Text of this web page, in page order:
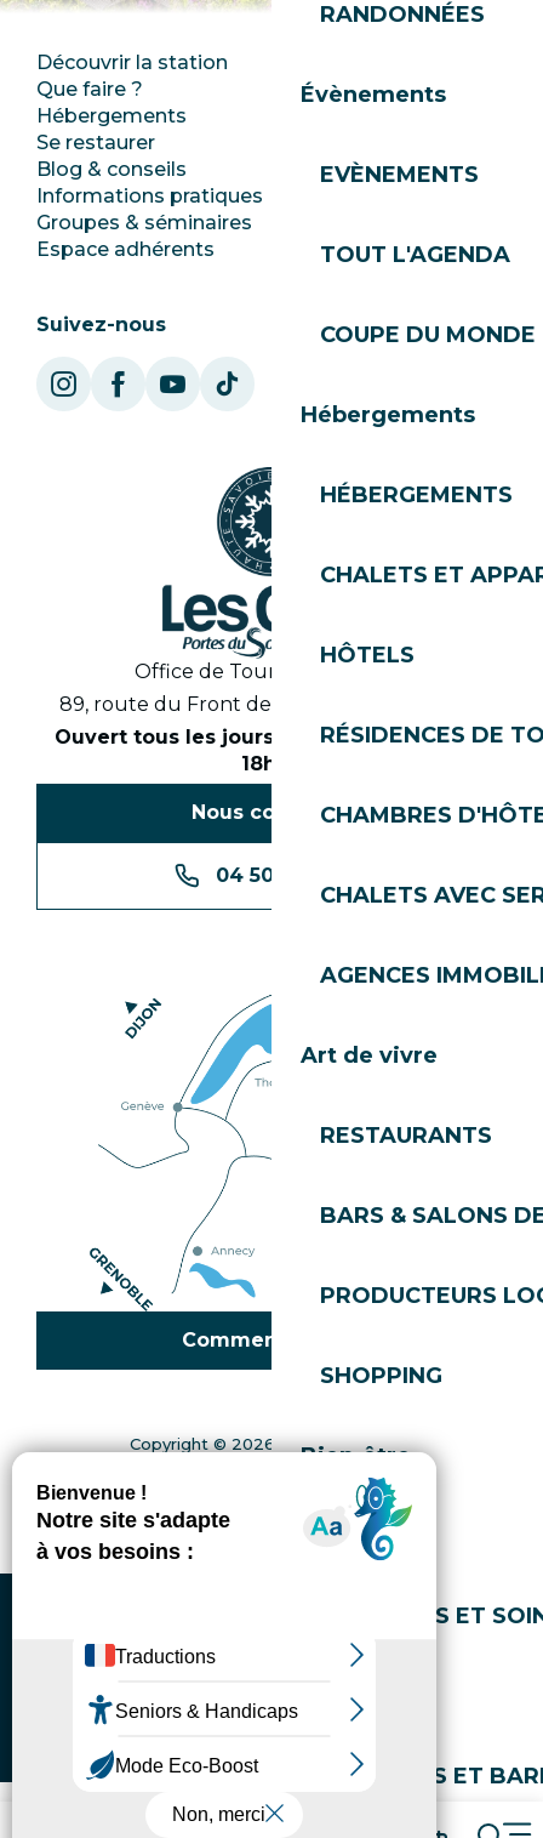
RANDONNÉES
Évènements
EVÈNEMENTS
TOUT L'AGENDA
COUPE DU
Hébergements
HÉBERGEMENTS
CHALETS ET
HÔTELS
RÉSIDENCES DE
CHAMBRES
CHALETS AVEC
AGENCES
Art de vivre
RESTAURANTS
BARS & SALONS
PRODUCTEURS
SHOPPING
Bien-être
SPAS
MASSAGES ET
YOGA
COIFFEURS ET
Découvrir la station
Que faire ?
Hébergements
Se restaurer
Blog & conseils
Informations pratiques
Groupes & séminaires
Espace adhérents
Club Les Gets
Ecotourisme
Les Gets Tourisme
Suivez-nous
Office de Tourisme des Gets
89, route du Front de Neige 74260 Les Gets
Ouvert tous les jours en saison de 8h30 à
18h30
Nous contacter
04 50 74 74 74
Comment venir ?
Copyright © 2026Mentions légales
Politique de confidentialité
Plan du site
Accessibilité : non conforme
Gérer l'accessibilité numérique